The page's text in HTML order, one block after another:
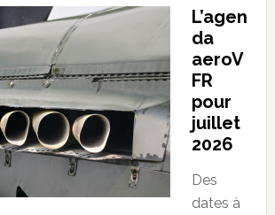
L’agen
da
aeroV
FR
pour
juillet
2026
Des
dates à